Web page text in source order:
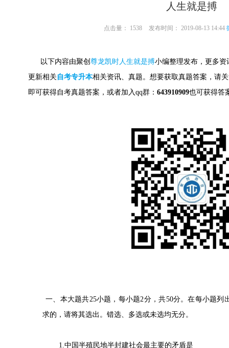
人生就是搏
点击量： 1538 发布时间： 2019-08-13 14:44
以下内容由聚创 尊龙凯时人生就是搏小编整理发布，更多
更新相关自考专升本相关资讯、真题。想要获取真题答案，请
即可获得自考真题答案， 或者加入qq群： 643910909也可获得答
一、本大题共25小题，每小题2分，共50分。在每小题列
求的，请将其选出。错选、多选或未选均无分。
1.中国半殖民地半封建社会最主要的矛盾是